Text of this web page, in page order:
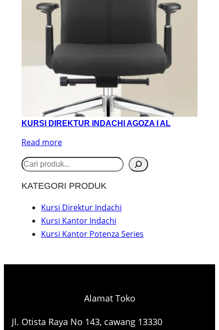
KURSI DIREKTUR INDACHI AGOZA I AL
Read more
S
KATEGORI PRODUK
Kursi Direktur Indachi
Kursi Kantor Indachi
Kursi Kantor Potenza Series
Alamat Toko
Jl. Otista Raya No 143, cawang 13330